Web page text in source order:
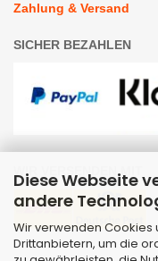
Diese Webseite
andere
Wir verwenden Cookies
Drittanbietern, um die
Zahlung & Versand
SICHER BEZAHLEN
WIR VERSENDEN MIT